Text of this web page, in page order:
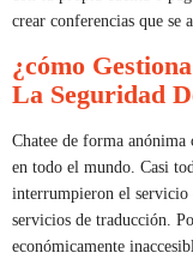
crear conferencias que se
¿cómo
La Seguridad
Chatee de forma anónima
en todo el mundo. Casi
interrumpieron el servicio
servicios de traducción.
económicamente